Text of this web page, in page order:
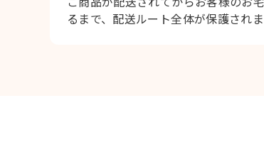
るまで、配送ルート全体が保護され